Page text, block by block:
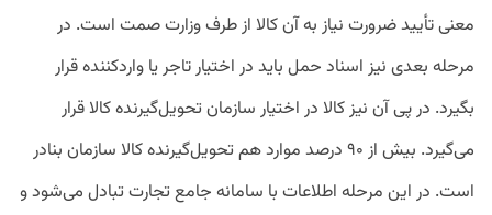
معنی تأیید ضرورت نیاز به آن کالا از طرف وزارت صمت است. در
مرحله بعدی نیز اسناد حمل باید در اختیار تاجر یا واردکننده قرار
بگیرد. در پی آن نیز کالا در اختیار سازمان تحویل‌گیرنده کالا قرار
می‌گیرد. بیش از ۹۰ درصد موارد هم تحویل‌گیرنده کالا سازمان بنادر
است. در این مرحله اطلاعات با سامانه جامع تجارت تبادل می‌شود و